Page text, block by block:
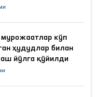
кўп
ҳудудлар билан
йўлга қўйилди